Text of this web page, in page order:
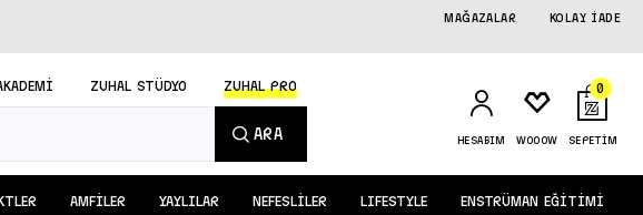
KOLAY İADE
MAĞAZALAR
ZUHAL STÜDYO ZUHAL PRO
ARA HESABIM WOOOW
0
SEPETİM
AMFİLER YAYLILAR NEFESLİLER LIFESTYLE ENSTRÜMAN EĞİTİMİ